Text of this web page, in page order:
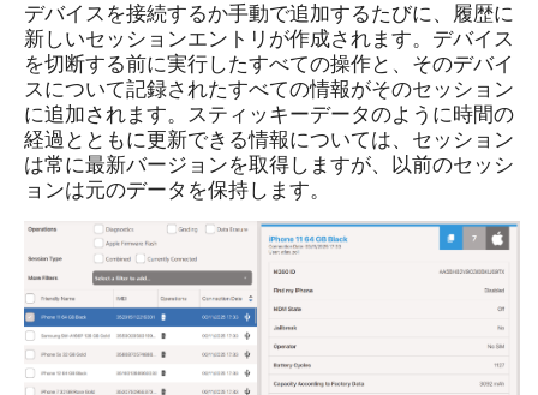
デバイスを接続するか手動で追加するたびに、履歴に
新しいセッションエントリが作成されます。デバイス
を切断する前に実行したすべての操作と、そのデバイ
スについて記録されたすべての情報がそのセッション
に追加されます。スティッキーデータのように時間の
経過とともに更新できる情報については、セッション
は常に最新バージョンを取得しますが、以前のセッシ
ョンは元のデータを保持します。